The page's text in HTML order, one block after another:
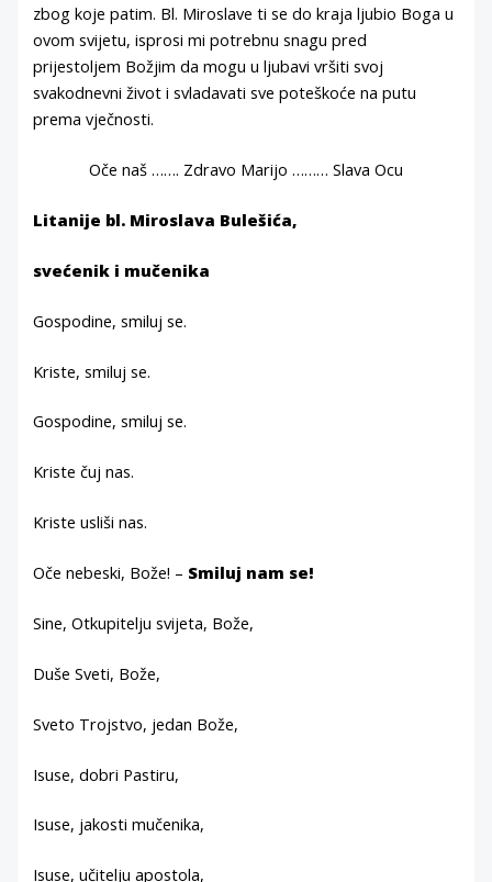
zbog koje patim. Bl. Miroslave ti se do kraja ljubio Boga u
ovom svijetu, isprosi mi potrebnu snagu pred
prijestoljem Božjim da mogu u ljubavi vršiti svoj
svakodnevni život i svladavati sve poteškoće na putu
prema vječnosti.
Oče naš ……. Zdravo Marijo ……… Slava Ocu
Litanije bl. Miroslava Bulešića,
svećenik i mučenika
Gospodine, smiluj se.
Kriste, smiluj se.
Gospodine, smiluj se.
Kriste čuj nas.
Kriste usliši nas.
Oče nebeski, Bože! – Smiluj nam se!
Sine, Otkupitelju svijeta, Bože,
Duše Sveti, Bože,
Sveto Trojstvo, jedan Bože,
Isuse, dobri Pastiru,
Isuse, jakosti mučenika,
Isuse, učitelju apostola,